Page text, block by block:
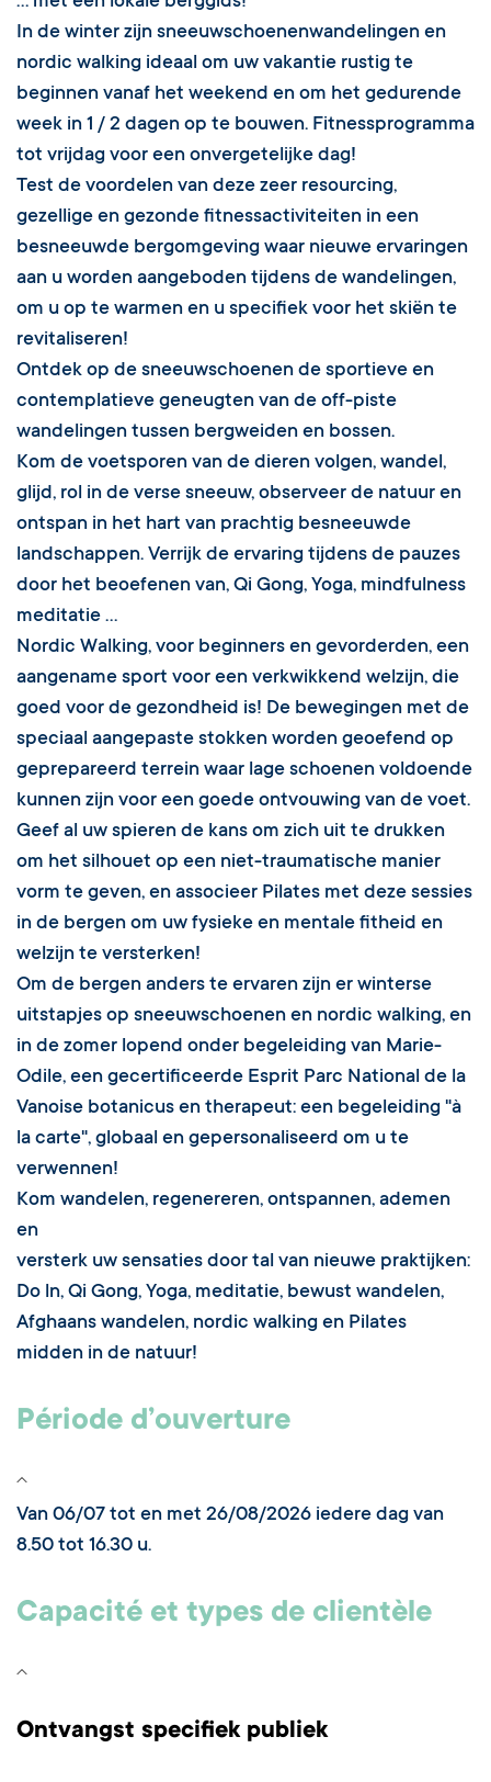
In de winter zijn sneeuwschoenenwandelingen en
nordic walking ideaal om uw vakantie rustig te
beginnen vanaf het weekend en om het gedurende
week in 1 / 2 dagen op te bouwen. Fitnessprogramma
tot vrijdag voor een onvergetelijke dag!
Test de voordelen van deze zeer resourcing,
gezellige en gezonde fitnessactiviteiten in een
besneeuwde bergomgeving waar nieuwe ervaringen
aan u worden aangeboden tijdens de wandelingen,
om u op te warmen en u specifiek voor het skiën te
revitaliseren!
Ontdek op de sneeuwschoenen de sportieve en
contemplatieve geneugten van de off-piste
wandelingen tussen bergweiden en bossen.
Kom de voetsporen van de dieren volgen, wandel,
glijd, rol in de verse sneeuw, observeer de natuur en
ontspan in het hart van prachtig besneeuwde
landschappen. Verrijk de ervaring tijdens de pauzes
door het beoefenen van, Qi Gong, Yoga, mindfulness
meditatie ...
Nordic Walking, voor beginners en gevorderden, een
aangename sport voor een verkwikkend welzijn, die
goed voor de gezondheid is! De bewegingen met de
speciaal aangepaste stokken worden geoefend op
geprepareerd terrein waar lage schoenen voldoende
kunnen zijn voor een goede ontvouwing van de voet.
Geef al uw spieren de kans om zich uit te drukken
om het silhouet op een niet-traumatische manier
vorm te geven, en associeer Pilates met deze sessies
in de bergen om uw fysieke en mentale fitheid en
welzijn te versterken!
Om de bergen anders te ervaren zijn er winterse
uitstapjes op sneeuwschoenen en nordic walking, en
in de zomer lopend onder begeleiding van Marie-
Odile, een gecertificeerde Esprit Parc National de la
Vanoise botanicus en therapeut: een begeleiding "à
la carte", globaal en gepersonaliseerd om u te
verwennen!
Kom wandelen, regenereren, ontspannen, ademen
en
versterk uw sensaties door tal van nieuwe praktijken:
Do ln, Qi Gong, Yoga, meditatie, bewust wandelen,
Afghaans wandelen, nordic walking en Pilates
midden in de natuur!
Période d’ouverture
Van 06/07 tot en met 26/08/2026 iedere dag van
8.50 tot 16.30 u.
Capacité et types de clientèle
Ontvangst specifiek publiek